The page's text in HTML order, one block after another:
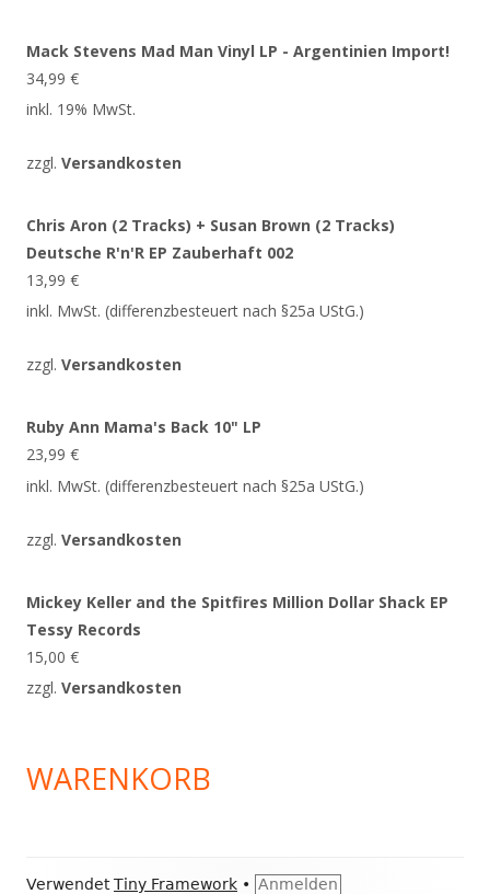
Mack Stevens Mad Man Vinyl LP - Argentinien Import!
34,99 €
inkl. 19% MwSt.
zzgl. Versandkosten
Chris Aron (2 Tracks) + Susan Brown (2 Tracks)
Deutsche R'n'R EP Zauberhaft 002
13,99 €
inkl. MwSt. (differenzbesteuert nach §25a UStG.)
zzgl. Versandkosten
Ruby Ann Mama's Back 10" LP
23,99 €
inkl. MwSt. (differenzbesteuert nach §25a UStG.)
zzgl. Versandkosten
Mickey Keller and the Spitfires Million Dollar Shack EP
Tessy Records
15,00 €
zzgl. Versandkosten
WARENKORB
Footer
VerwendetTiny Framework • Anmelden